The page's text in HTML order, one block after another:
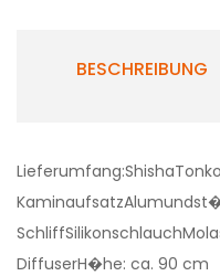
BESCHREIBUNG
DiffuserH�he: ca. 90 cm